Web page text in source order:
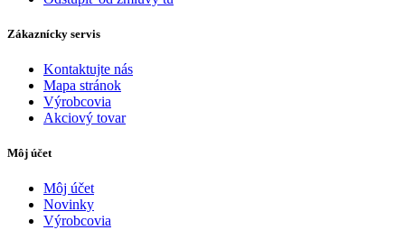
Zákaznícky servis
Kontaktujte nás
Mapa stránok
Výrobcovia
Akciový tovar
Môj účet
Môj účet
Novinky
Výrobcovia